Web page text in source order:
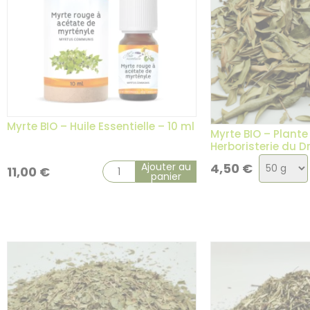
Myrte BIO – Huile Essentielle – 10 ml
11,00 € Ajouter au
panier
Myrte BIO –
Herboristerie du
4,50 €
Choix
de